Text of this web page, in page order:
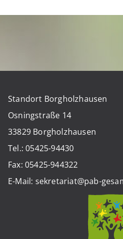
Standort Borgholzhausen
Osningstraße 14
33829 Borgholzhausen
Tel.: 05425-94430
Fax: 05425-944322
E-Mail: sekretariat@pab-